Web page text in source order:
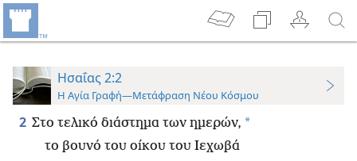
Ησαΐας 2:2
Η Αγία Γραφή—Μετάφραση Νέου Κόσμου
2 Στο τελικό διάστημα των ημερών, *
το βουνό του οίκου του Ιεχωβά